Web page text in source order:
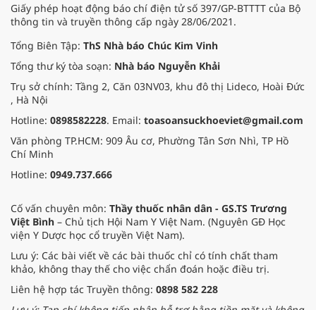
Giấy phép hoạt động báo chí điện tử số 397/GP-BTTTT của Bộ
thông tin và truyền thông cấp ngày 28/06/2021.
Tổng Biên Tập: ThS Nhà báo Chúc Kim Vinh
Tổng thư ký tòa soạn: Nhà báo Nguyễn Khải
Trụ sở chính: Tầng 2, Căn 03NV03, khu đô thị Lideco, Hoài Đức
, Hà Nội
Hotline: 0898582228. Email: toasoansuckhoeviet@gmail.com
Văn phòng TP.HCM: 909 Âu cơ, Phường Tân Sơn Nhì, TP Hồ
Chí Minh
Hotline: 0949.737.666
Cố vấn chuyên môn: Thầy thuốc nhân dân - GS.TS Trương
Việt Bình – Chủ tịch Hội Nam Y Việt Nam. (Nguyên GĐ Học
viện Y Dược học cổ truyền Việt Nam).
Lưu ý: Các bài viết về các bài thuốc chỉ có tính chất tham
khảo, không thay thế cho việc chẩn đoán hoặc điều trị.
Liên hệ hợp tác Truyền thông: 0898 582 228